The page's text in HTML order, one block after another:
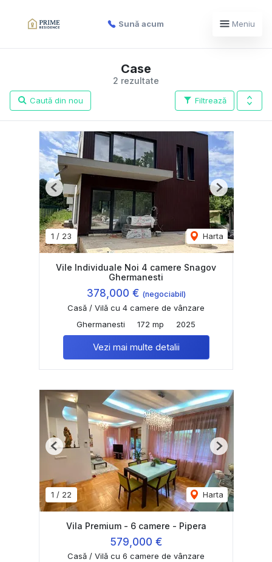
Sună acum Meniu
2 rezultate
Case
Filtrează
Caută din nou
1 / 23 Harta
Previous Next
Vile Individuale Noi 4 camere Snagov
Ghermanesti
378,000 € (negociabil)
Casă / Vilă cu 4 camere de vânzare
Ghermanesti
172 mp 2025
Vezi mai multe detalii
1 / 22 Harta
Previous Next
Vila Premium - 6 camere - Pipera
579,000 €
Casă / Vilă cu 6 camere de vânzare